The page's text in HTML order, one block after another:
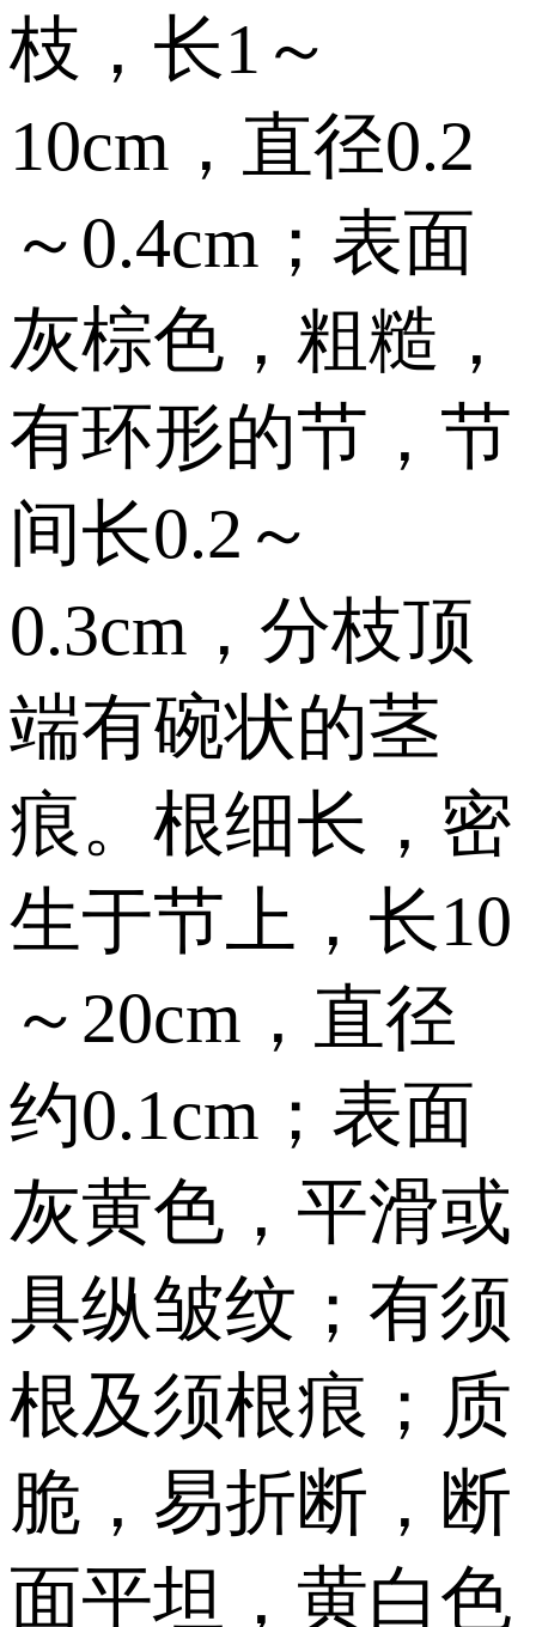
枝，长1～
10cm，直径0.2
～0.4cm；表面
灰棕色，粗糙，
有环形的节，节
间长0.2～
0.3cm，分枝顶
端有碗状的茎
痕。根细长，密
生于节上，长10
～20cm，直径
约0.1cm；表面
灰黄色，平滑或
具纵皱纹；有须
根及须根痕；质
脆，易折断，断
面平坦，黄白色